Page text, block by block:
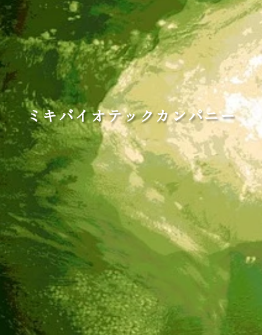
ミキバイオテックカンパニー